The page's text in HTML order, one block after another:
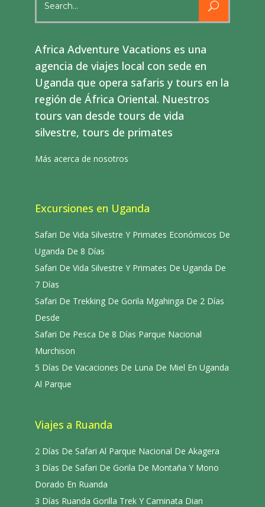
for:
Africa Adventure Vacations es una
agencia de viajes local con sede en
Uganda que opera safaris y tours en la
región de África Oriental. Nuestros
tours van desde tours de vida
silvestre, tours de primates
Más acerca de nosotros
Excursiones en Uganda
Safari De Vida Silvestre Y Primates Económicos De
Uganda De 8 Días
Safari De Vida Silvestre Y Primates De Uganda De
7 Días
Safari De Trekking De Gorila Mgahinga De 2 Días
Desde
Safari De Pesca De 8 Días Parque Nacional
Murchison
5 Días De Vacaciones De Luna De Miel En Uganda
Al Parque
Viajes a Ruanda
2 Días De Safari Al Parque Nacional De Akagera
3 Días De Safari De Gorila De Montaña Y Mono
Dorado En Ruanda
3 Días Ruanda Gorilla Trek Y Caminata Dian